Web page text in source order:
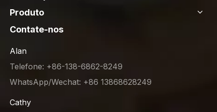
Produto
Contate-nos
Alan
Telefone: +86-138-6862-8249
WhatsApp/Wechat: +86 13868628249
Cathy